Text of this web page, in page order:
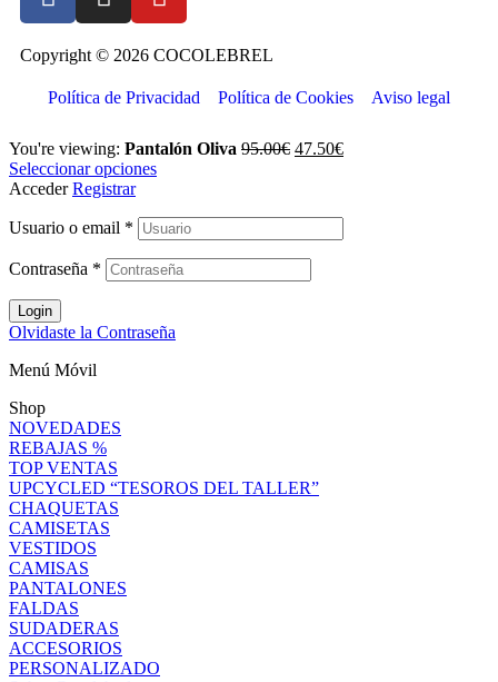
Copyright © 2026 COCOLEBREL
Política de Privacidad Política de Cookies Aviso legal
You're viewing: Pantalón Oliva 95.00€ 47.50€
Seleccionar opciones
Acceder Registrar
Usuario o email *
Contraseña *
Login
Olvidaste la Contraseña
Menú Móvil
Shop
NOVEDADES
REBAJAS %
TOP VENTAS
UPCYCLED “TESOROS DEL TALLER”
CHAQUETAS
CAMISETAS
VESTIDOS
CAMISAS
PANTALONES
FALDAS
SUDADERAS
ACCESORIOS
PERSONALIZADO